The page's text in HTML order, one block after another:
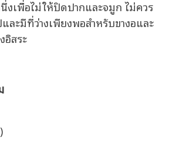
งเพื่อไม่ให้ปิดปากและจมูก ไม่ควร
ะมีที่ว่างเพียงพอสำหรับขางอและ
อิสระ